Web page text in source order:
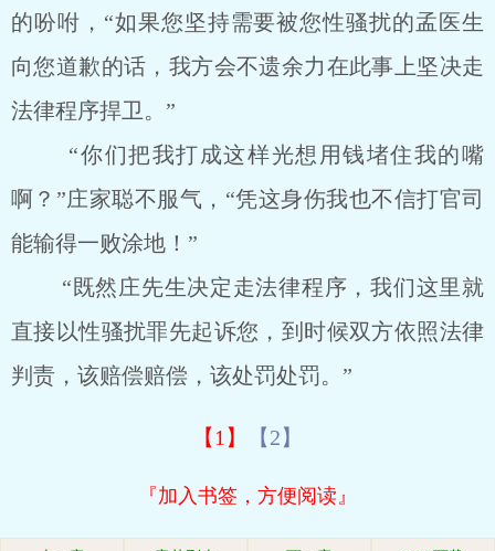
的吩咐，“如果您坚持需要被您性骚扰的孟医生
向您道歉的话，我方会不遗余力在此事上坚决走
法律程序捍卫。”
“你们把我打成这样光想用钱堵住我的嘴
啊？”庄家聪不服气，“凭这身伤我也不信打官司
能输得一败涂地！”
“既然庄先生决定走法律程序，我们这里就
直接以性骚扰罪先起诉您，到时候双方依照法律
判责，该赔偿赔偿，该处罚处罚。”
【1】 【2】
『加入书签，方便阅读』